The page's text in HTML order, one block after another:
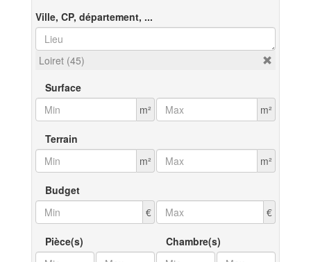
Ville, CP, département, ...
Loiret (45)
Surface
m²
m²
Terrain
m²
m²
Budget
€
€
Pièce(s) Chambre(s)